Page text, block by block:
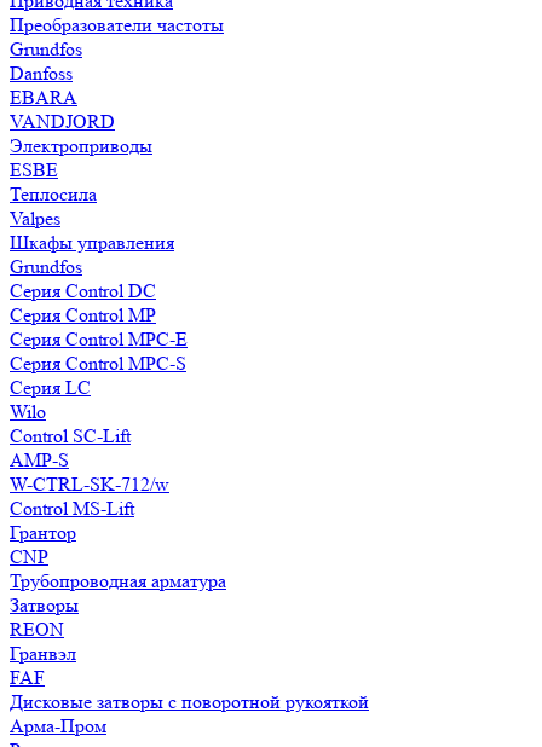
Преобразователи частоты
Grundfos
Danfoss
EBARA
VANDJORD
Электроприводы
ESBE
Теплосила
Valpes
Шкафы управления
Grundfos
Серия Control DC
Серия Control MP
Серия Control MPC-E
Серия Control MPC-S
Серия LC
Wilo
Control SC-Lift
AMP-S
W-CTRL-SK-712/w
Control MS-Lift
Грантор
CNP
Трубопроводная арматура
Затворы
REON
Гранвэл
FAF
Дисковые затворы с поворотной рукояткой
Арма-Пром